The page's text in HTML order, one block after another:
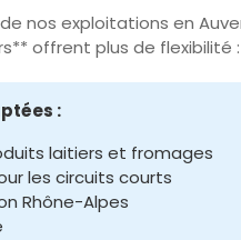
nos exploitations en
offrent plus de flexibilité :
:
laitiers et fromages
les circuits courts
Rhône-Alpes